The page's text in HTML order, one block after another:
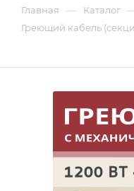
Главная — Каталог
Греющий кабель